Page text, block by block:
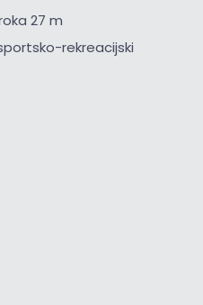
27 m
rekreacijski